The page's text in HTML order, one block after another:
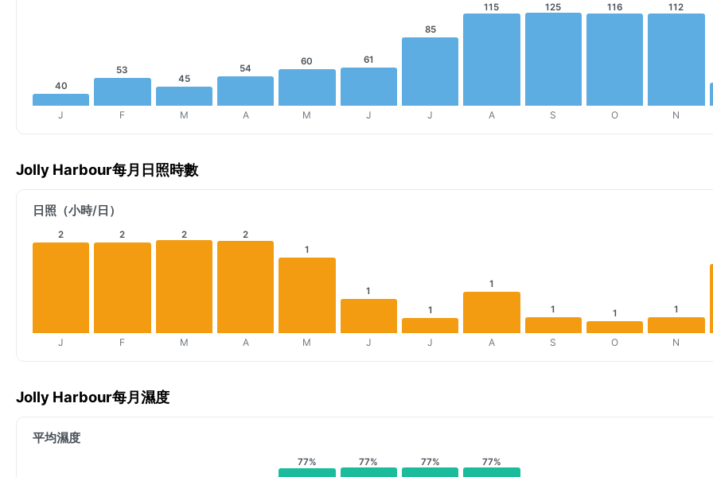
40
J
53
F
45
M
54
A
60
M
61
J
85
J
115
A
125
S
116
O
112
N
Jolly Harbour每月日照時數
日照（小時/日）
2
J
2
F
2
M
2
A
1
M
1
J
1
J
1
A
1
S
1
O
1
N
Jolly Harbour每月濕度
平均濕度
77% 77% 77% 77%